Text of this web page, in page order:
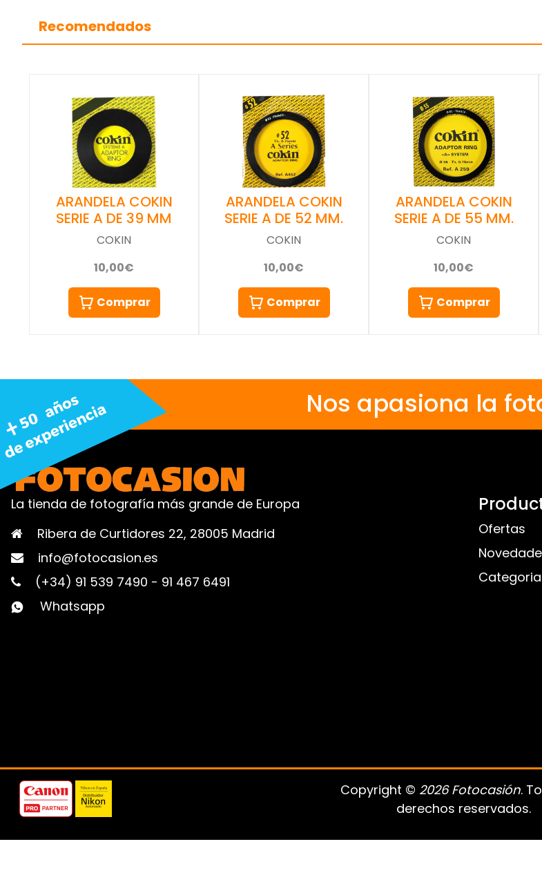
Recomendados
ARANDELA COKIN
SERIE A DE 39 MM
COKIN
10,00€
Comprar
ARANDELA COKIN
SERIE A DE 52 MM.
COKIN
10,00€
Comprar
ARANDELA COKIN
SERIE A DE 55 MM.
COKIN
10,00€
Comprar
Nos apasiona la
La tienda de fotografía más grande de Europa
Ribera de Curtidores 22, 28005 Madrid
info@fotocasion.es
(+34) 91 539 7490 - 91 467 6491
Whatsapp
Ofertas
Copyright © 2026 Fotocasión.
derechos reservados.